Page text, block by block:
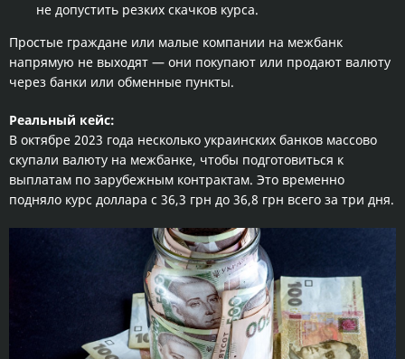
не допустить резких скачков курса.
Простые граждане или малые компании на межбанк
напрямую не выходят — они покупают или продают валюту
через банки или обменные пункты.
Реальный кейс:
В октябре 2023 года несколько украинских банков массово
скупали валюту на межбанке, чтобы подготовиться к
выплатам по зарубежным контрактам. Это временно
подняло курс доллара с 36,3 грн до 36,8 грн всего за три дня.